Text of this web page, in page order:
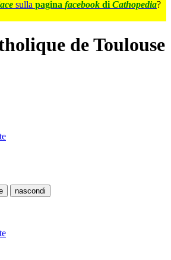
sulla pagina facebook di Cathopedia?
de Toulouse
nascondi